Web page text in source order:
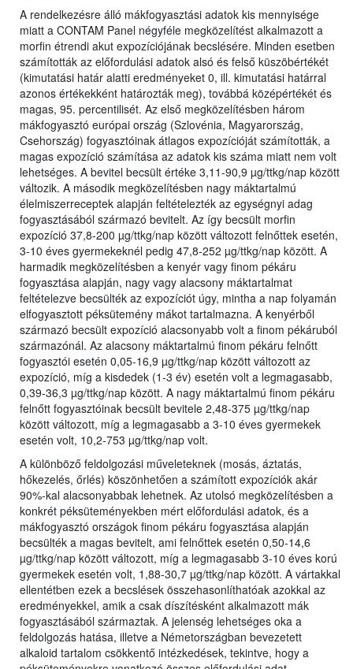
A rendelkezésre álló mákfogyasztási adatok kis mennyisége
miatt a CONTAM Panel négyféle megközelítést alkalmazott a
morfin étrendi akut expozíciójának becslésére. Minden esetben
számították az előfordulási adatok alsó és felső küszöbértékét
(kimutatási határ alatti eredményeket 0, ill. kimutatási határral
azonos értékekként határozták meg), továbbá középértékét és
magas, 95. percentilisét. Az első megközelítésben három
mákfogyasztó európai ország (Szlovénia, Magyarország,
Csehország) fogyasztóinak átlagos expozícióját számították, a
magas expozíció számítása az adatok kis száma miatt nem volt
lehetséges. A bevitel becsült értéke 3,11-90,9 µg/ttkg/nap között
változik. A második megközelítésben nagy máktartalmú
élelmiszerreceptek alapján feltételezték az egységnyi adag
fogyasztásából származó bevitelt. Az így becsült morfin
expozíció 37,8-200 µg/ttkg/nap között változott felnőttek esetén,
3-10 éves gyermekeknél pedig 47,8-252 µg/ttkg/nap között. A
harmadik megközelítésben a kenyér vagy finom pékáru
fogyasztása alapján, nagy vagy alacsony máktartalmat
feltételezve becsülték az expozíciót úgy, mintha a nap folyamán
elfogyasztott péksütemény mákot tartalmazna. A kenyérből
származó becsült expozíció alacsonyabb volt a finom pékáruból
származónál. Az alacsony máktartalmú finom pékáru felnőtt
fogyasztói esetén 0,05-16,9 µg/ttkg/nap között változott az
expozíció, míg a kisdedek (1-3 év) esetén volt a legmagasabb,
0,39-36,3 µg/ttkg/nap között. A nagy máktartalmú finom pékáru
felnőtt fogyasztóinak becsült bevitele 2,48-375 µg/ttkg/nap
között változott, míg a legmagasabb a 3-10 éves gyermekek
esetén volt, 10,2-753 µg/ttkg/nap volt.
A különböző feldolgozási műveleteknek (mosás, áztatás,
hőkezelés, őrlés) köszönhetően a számított expozíciók akár
90%-kal alacsonyabbak lehetnek. Az utolsó megközelítésben a
konkrét péksüteményekben mért előfordulási adatok, és a
mákfogyasztó országok finom pékáru fogyasztása alapján
becsülték a magas bevitelt, ami felnőttek esetén 0,50-14,6
µg/ttkg/nap között változott, míg a legmagasabb 3-10 éves korú
gyermekek esetén volt, 1,88-30,7 µg/ttkg/nap között. A vártakkal
ellentétben ezek a becslések összehasonlíthatóak azokkal az
eredményekkel, amik a csak díszítésként alkalmazott mák
fogyasztásából származtak. A jelenség lehetséges oka a
feldolgozás hatása, illetve a Németországban bevezetett
alkaloid tartalom csökkentő intézkedések, tekintve, hogy a